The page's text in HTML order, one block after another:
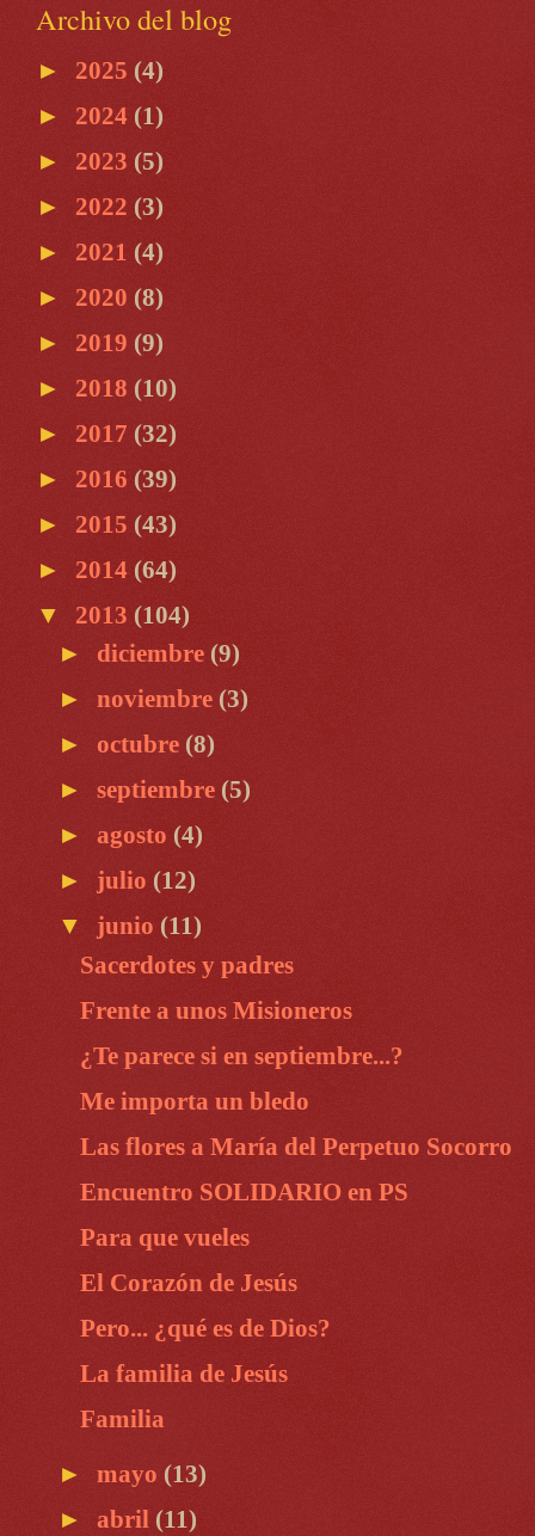
Archivo del blog
► 2025 (4)
► 2024 (1)
► 2023 (5)
► 2022 (3)
► 2021 (4)
► 2020 (8)
► 2019 (9)
► 2018 (10)
► 2017 (32)
► 2016 (39)
► 2015 (43)
► 2014 (64)
▼ 2013 (104)
► diciembre (9)
► noviembre (3)
► octubre (8)
► septiembre (5)
► agosto (4)
► julio (12)
▼ junio (11)
Sacerdotes y padres
Frente a unos Misioneros
¿Te parece si en septiembre...?
Me importa un bledo
Las flores a María del Perpetuo Socorro
Encuentro SOLIDARIO en PS
Para que vueles
El Corazón de Jesús
Pero... ¿qué es de Dios?
La familia de Jesús
Familia
► mayo (13)
► abril (11)